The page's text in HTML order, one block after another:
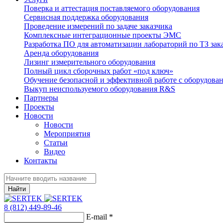
Поверка и аттестация поставляемого оборудования
Сервисная поддержка оборудования
Проведение измерений по задаче заказчика
Комплексные интеграционные проекты ЭМС
Разработка ПО для автоматизации лабораторий по ТЗ
Аренда оборудования
Лизинг измерительного оборудования
Полный цикл сборочных работ «под ключ»
Обучение безопасной и эффективной работе с
Выкуп неиспользуемого оборудования R&S
Партнеры
Проекты
Новости
Новости
Мероприятия
Статьи
Видео
Контакты
Найти
8 (812) 449-89-46
E-mail *